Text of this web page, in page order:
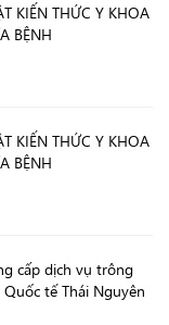
KIẾN THỨC Y KHOA
BỆNH
KIẾN THỨC Y KHOA
BỆNH
cấp dịch vụ trông
tế Thái Nguyên